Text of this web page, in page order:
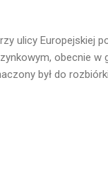
ulicy Europejskiej
obecnie w
był do